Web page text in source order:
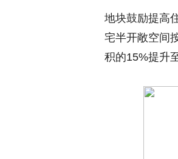
地块鼓励提高
宅半开敞空间
积的15%提升